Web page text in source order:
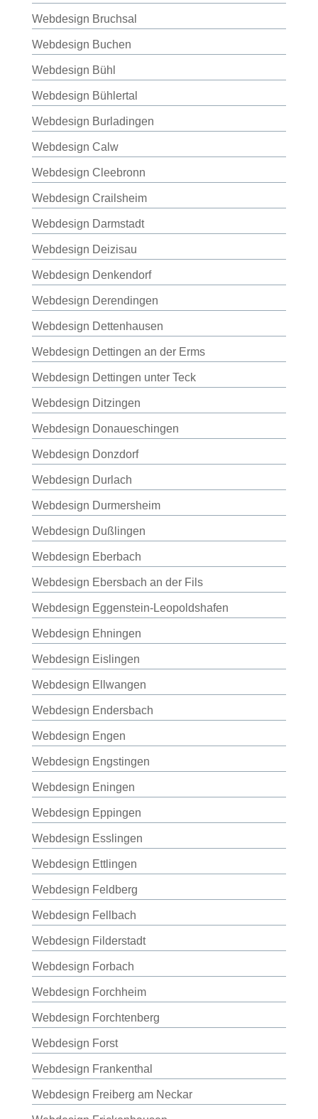
Webdesign Bruchsal
Webdesign Buchen
Webdesign Bühl
Webdesign Bühlertal
Webdesign Burladingen
Webdesign Calw
Webdesign Cleebronn
Webdesign Crailsheim
Webdesign Darmstadt
Webdesign Deizisau
Webdesign Denkendorf
Webdesign Derendingen
Webdesign Dettenhausen
Webdesign Dettingen an der Erms
Webdesign Dettingen unter Teck
Webdesign Ditzingen
Webdesign Donaueschingen
Webdesign Donzdorf
Webdesign Durlach
Webdesign Durmersheim
Webdesign Dußlingen
Webdesign Eberbach
Webdesign Ebersbach an der Fils
Webdesign Eggenstein-Leopoldshafen
Webdesign Ehningen
Webdesign Eislingen
Webdesign Ellwangen
Webdesign Endersbach
Webdesign Engen
Webdesign Engstingen
Webdesign Eningen
Webdesign Eppingen
Webdesign Esslingen
Webdesign Ettlingen
Webdesign Feldberg
Webdesign Fellbach
Webdesign Filderstadt
Webdesign Forbach
Webdesign Forchheim
Webdesign Forchtenberg
Webdesign Forst
Webdesign Frankenthal
Webdesign Freiberg am Neckar